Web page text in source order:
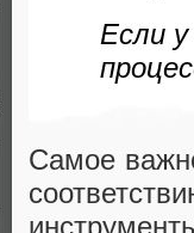
Если
Самое